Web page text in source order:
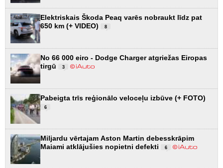
Elektriskais Škoda Peaq varēs nobraukt līdz pat
650 km (+ VIDEO)
8
No 66 000 eiro - Dodge Charger atgriežas Eiropas
tirgū
3
Pabeigta trīs reģionālo veloceļu izbūve (+ FOTO)
6
Miljardu vērtajam Aston Martin debesskrāpim
Maiami atklājušies nopietni defekti
6